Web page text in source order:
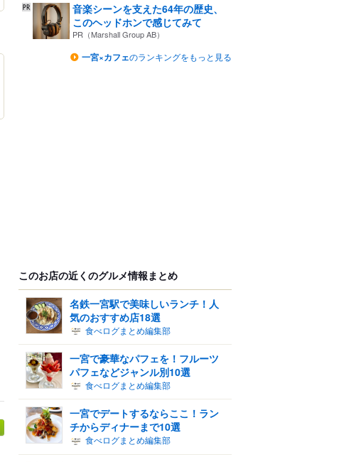
音楽シーンを支えた64年の歴史、
このヘッドホンで感じてみて
PR（Marshall Group AB）
一宮×カフェのランキングをもっと見る
このお店の近くのグルメ情報まとめ
名鉄一宮駅で美味しいランチ！人
気のおすすめ店18選
食べログまとめ編集部
一宮で豪華なパフェを！フルーツ
パフェなどジャンル別10選
食べログまとめ編集部
一宮でデートするならここ！ラン
チからディナーまで10選
食べログまとめ編集部